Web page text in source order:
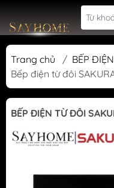
Trang chủ / BẾP
Bếp điện từ đôi
BẾP ĐIỆN TỪ ĐÔI